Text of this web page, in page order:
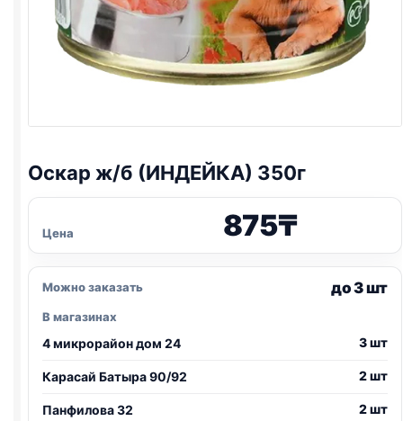
Оскар ж/б (ИНДЕЙКА) 350г
Цена 875₸
Можно заказать до 3 шт
В магазинах
4 микрорайон дом 24 3 шт
Карасай Батыра 90/92 2 шт
Панфилова 32 2 шт